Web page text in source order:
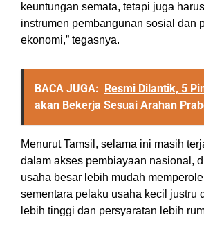
keuntungan semata, tetapi juga
instrumen pembangunan sosial dan
ekonomi,” tegasnya.
BACA JUGA: Resmi Dilantik, 5
akan Bekerja Sesuai Arahan
Menurut Tamsil, selama ini masih
dalam akses pembiayaan nasional,
usaha besar lebih mudah
sementara pelaku usaha kecil justru
lebih tinggi dan persyaratan lebih